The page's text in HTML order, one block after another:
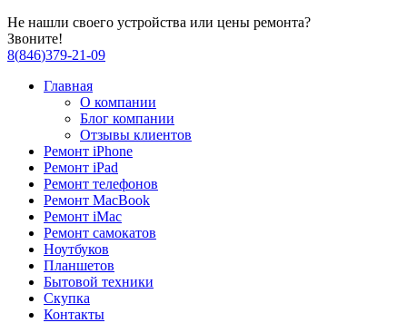
Не нашли своего устройства или цены ремонта?
Звоните!
8(846)379-21-09
Главная
О компании
Блог компании
Отзывы клиентов
Ремонт iPhone
Ремонт iPad
Ремонт телефонов
Ремонт MacBook
Ремонт iMac
Ремонт самокатов
Ноутбуков
Планшетов
Бытовой техники
Скупка
Контакты